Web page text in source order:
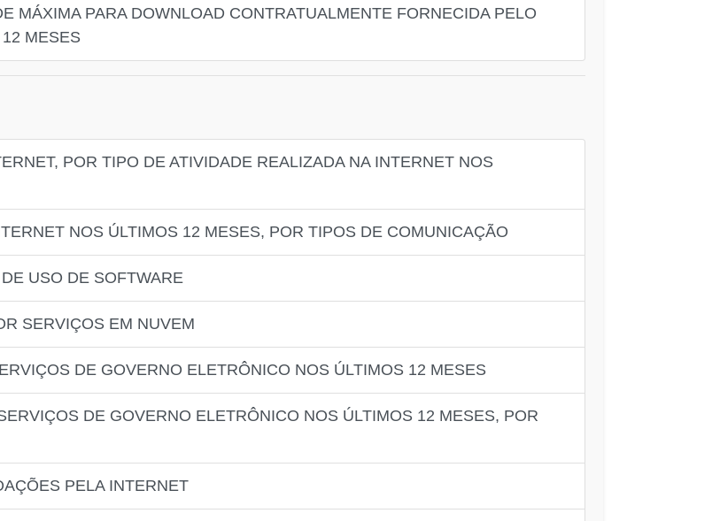
MÁXIMA PARA DOWNLOAD CONTRATUALMENTE FORNECIDA PELO
MESES
POR TIPO DE ATIVIDADE REALIZADA NA INTERNET NOS
NOS ÚLTIMOS 12 MESES, POR TIPOS DE COMUNICAÇÃO
USO DE SOFTWARE
SERVIÇOS EM NUVEM
DE GOVERNO ELETRÔNICO NOS ÚLTIMOS 12 MESES
DE GOVERNO ELETRÔNICO NOS ÚLTIMOS 12 MESES, POR
PELA INTERNET